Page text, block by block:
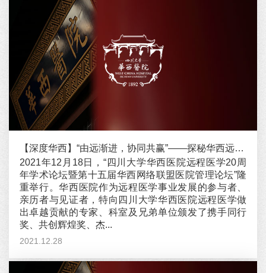
【深度华西】“由远渐进，协同共赢”——探秘华西远程医学二十年卓越发展之路
2021年12月18日，“四川大学华西医院远程医学20周
年学术论坛暨第十五届华西网络联盟医院管理论坛”隆
重举行。华西医院作为远程医学事业发展的参与者、
亲历者与见证者，特向四川大学华西医院远程医学做
出卓越贡献的专家、科室及兄弟单位颁发了携手同行
奖、共创辉煌奖、杰...
2021.12.28